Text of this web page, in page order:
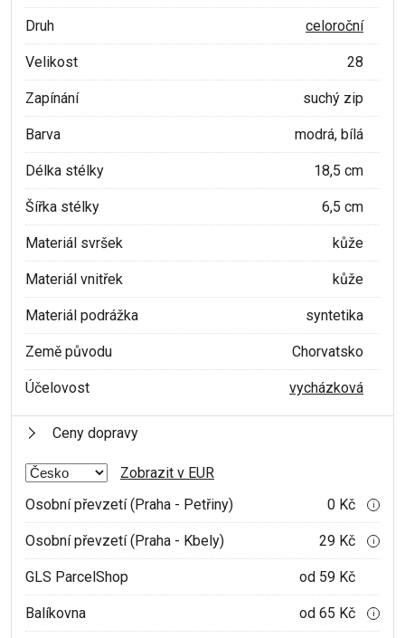
Druh celoroční
Velikost 28
Zapínání suchý zip
Barva modrá, bílá
Délka stélky 18,5 cm
Šířka stélky 6,5 cm
Materiál svršek kůže
Materiál vnitřek kůže
Materiál podrážka syntetika
Země původu Chorvatsko
Účelovost vycházková
Ceny dopravy
Zobrazit v EUR
Osobní převzetí (Praha - Petřiny)
0 Kč i
Osobní převzetí (Praha - Kbely) 29 Kč i
GLS ParcelShop od 59 Kč
Balíkovna od 65 Kč i